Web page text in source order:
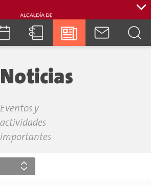
Noticias
Eventos y
actividades
importantes